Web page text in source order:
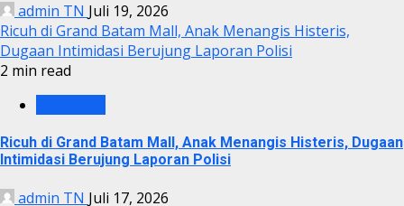
admin TN Juli 19, 2026
Ricuh di Grand Batam Mall, Anak Menangis Histeris,
Dugaan Intimidasi Berujung Laporan Polisi
2 min read
Ricuh di Grand Batam Mall, Anak Menangis Histeris, Dugaan
Intimidasi Berujung Laporan Polisi
admin TN Juli 17, 2026